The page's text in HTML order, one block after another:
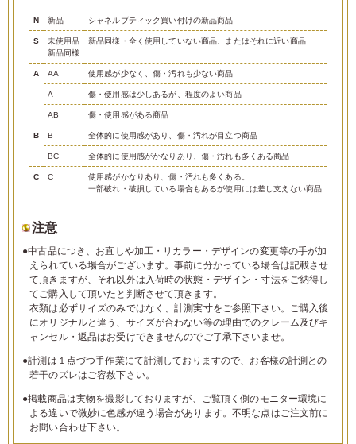
N 新品 シャネルブティック買い付けの新品商品
S
未使用品
新品同様
新品同様・全く使用していない商品、またはそれに近い商品
A AA 使用感が少なく、傷・汚れも少ない商品
A 傷・使用感は少しあるが、程度のよい商品
AB 傷・使用感がある商品
B B 全体的に使用感があり、傷・汚れが目立つ商品
BC 全体的に使用感がかなりあり、傷・汚れも多くある商品
C C
使用感がかなりあり、傷・汚れも多くある。
一部破れ・破損している場合もあるが使用には差し支えない商品
注意
●中古品につき、お直しや加工・リカラー・デザインの変更等の手が加
えられている場合がございます。事前に分かっている場合は記載させ
て頂きますが、それ以外は入荷時の状態・デザイン・寸法をご納得し
てご購入して頂いたと判断させて頂きます。
衣類は必ずサイズのみではなく、計測実寸をご参照下さい。ご購入後
にオリジナルと違う、サイズが合わない等の理由でのクレーム及びキ
ャンセル・返品はお受けできませんのでご了承下さいませ。
●計測は１点づつ手作業にて計測しておりますので、お客様の計測との
若干のズレはご容赦下さい。
●掲載商品は実物を撮影しておりますが、ご覧頂く側のモニター環境に
よる違いで微妙に色感が違う場合があります。不明な点はご注文前に
お問い合わせ下さい。